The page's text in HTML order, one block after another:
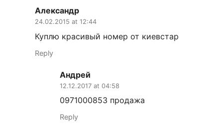
Александр
24.02.2015 at 12:44
Куплю красивый номер от киевстар
Reply
Андрей
12.12.2017 at 04:58
0971000853 продажа
Reply